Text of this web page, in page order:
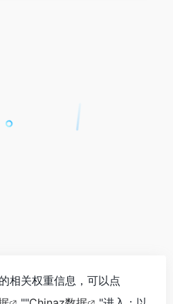
相关权重信息，可以点